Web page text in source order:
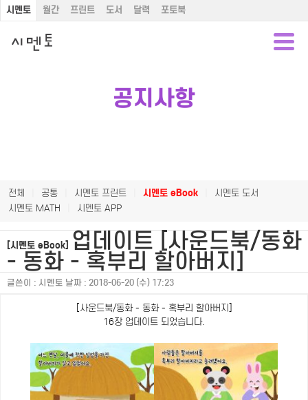
시멘토 월간 프린트 도서 달력 포토북
공지사항
전체 공통 시멘토 프린트 시멘토 eBook
시멘토 도서
시멘토 MATH
시멘토 APP
[시멘토 eBook] 업데이트 [사운드북/동화
- 동화 - 혹부리 할아버지]
글쓴이 : 시멘토 날짜 : 2018-06-20 (수) 17:23
[사운드북/동화 - 동화 - 혹부리 할아버지]
16장 업데이트 되었습니다.